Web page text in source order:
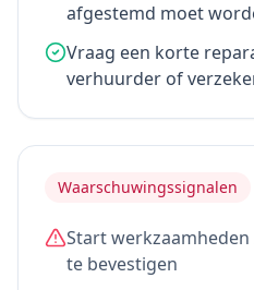
afgestemd moet
Vraag een korte
verhuurder of
Waarschuwingssignalen
Start
te bevestigen